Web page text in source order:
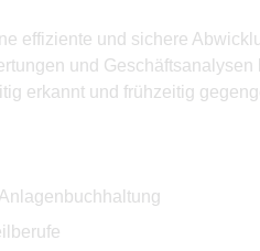
effiziente und sichere
und
erkannt und frühzeitig